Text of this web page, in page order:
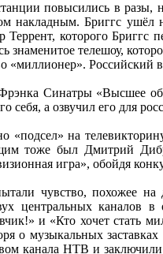
повысились в разы,
накладным. Бриггс ушёл
Террент, которого Бриггс
знаменитое телешоу,
«миллионер». Российский
Синатры «Высшее
себя, а озвучил его для
«подсел» на
тоже был Дмитрий
игра», обойдя
чувство, похожее
центральных каналов
и «Кто хочет стать
о музыкальных
канала НТВ и